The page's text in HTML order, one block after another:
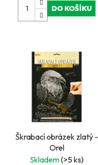
DO KOŠÍKU
Škrabací obrázek zlatý -
Orel
Skladem(>5 ks)